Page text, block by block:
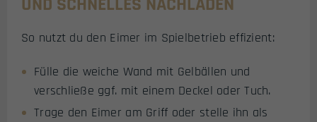
So nutzt du den Eimer im Spielbetrieb effizient:
Fülle die weiche Wand mit Gelbällen und
verschließe ggf. mit einem Deckel oder Tuch.
Trage den Eimer am Griff oder stelle ihn als